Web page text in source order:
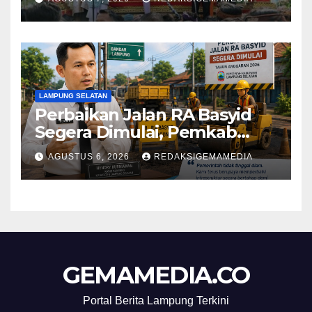
‘Penglipuran’ Kedua pada
2027
LAMPUNG SELATAN
Perbaikan Jalan RA Basyid
Segera Dimulai, Pemkab
Lampung Selatan Pastikan
Mobilitas Warga Lebih Aman
dan Nyaman
AGUSTUS 6, 2026 REDAKSIGEMAMEDIA
GEMAMEDIA.CO
Portal Berita Lampung Terkini